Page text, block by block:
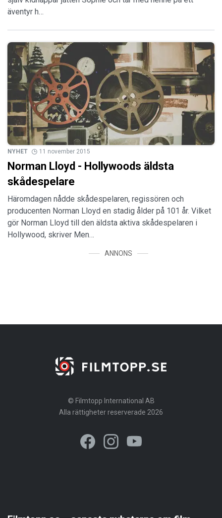
äventyr h…
NYHET 11 november 2015
Norman Lloyd - Hollywoods äldsta
skådespelare
Häromdagen nådde skådespelaren, regissören och
producenten Norman Lloyd en stadig ålder på 101 år. Vilket
gör Norman Lloyd till den äldsta aktiva skådespelaren i
Hollywood, skriver Men…
ANNONS
© Filmtopp International AB
Alla rättigheter reserverade 2026